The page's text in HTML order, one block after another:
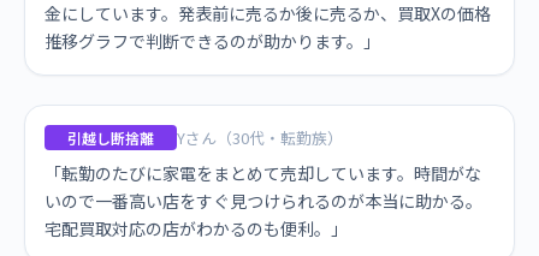
金にしています。発表前に売るか後に売るか、買取Xの価格
推移グラフで判断できるのが助かります。」
引越し断捨離 Yさん（30代・転勤族）
「転勤のたびに家電をまとめて売却しています。時間がな
いので一番高い店をすぐ見つけられるのが本当に助かる。
宅配買取対応の店がわかるのも便利。」